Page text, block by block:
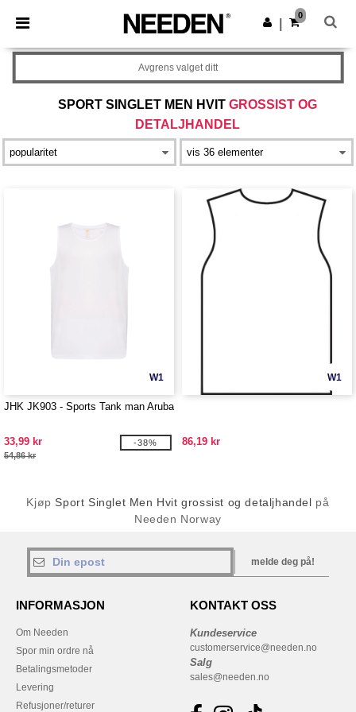
× Needen-app
Bedre priser i appen!
Last ned app
0
SPORT SINGLET MEN HVIT GROSSIST OG
DETALJHANDEL
Avgrens valget ditt
W1
JHK JK903 - Sports Tank man Aruba
33,99 kr
54,86 kr
-38%
W1
86,19 kr
Kjøp Sport Singlet Men Hvit grossist og detaljhandel på
Needen Norway
melde deg på!
INFORMASJON
Om Needen
Spor min ordre nå
Betalingsmetoder
Levering
Refusjoner/returer
KONTAKT OSS
Kundeservice
customerservice@needen.no
Salg
sales@needen.no